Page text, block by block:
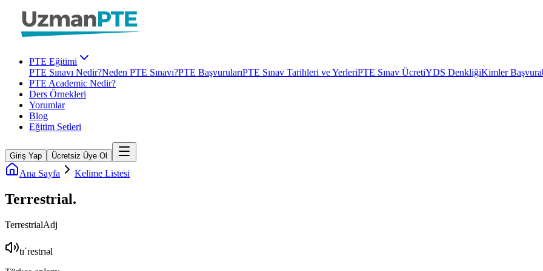
PTE Eğitimi
PTE Sınavı Nedir?Neden PTE Sınavı?PTE BaşvurularıPTE Sınav Tarihleri ve YerleriPTE Sınav ÜcretiYDS DenkliğiKimler
PTE Academic Nedir?
Ders Örnekleri
Yorumlar
Blog
Eğitim Setleri
Giriş Yap Ücretsiz Üye Ol
Ana Sayfa Kelime Listesi
Terrestrial.
TerrestrialAdj
tɪˈrestrɪəl